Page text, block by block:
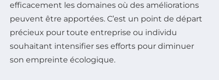
efficacement les domaines où des améliorations
peuvent être apportées. C’est un point de départ
précieux pour toute entreprise ou individu
souhaitant intensifier ses efforts pour diminuer
son empreinte écologique.